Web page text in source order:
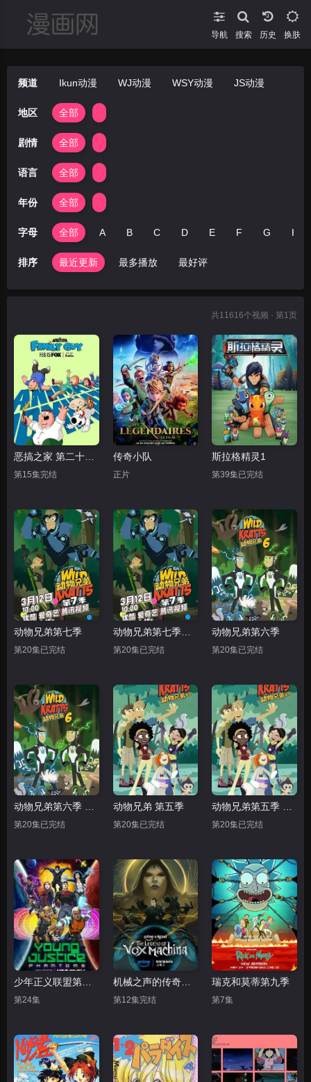
导航 搜索 换肤
频道 Ikun动漫 WJ动漫 WSY动漫 JS动漫
地区 全部
剧情 全部
语言 全部
年份 全部
字母 全部 A B C D E F G H
排序 最近更新 最多播放 最好评
共11616个视频 · 第1页
恶搞之家 第二十四季
第15集完结
传奇小队
正片
斯拉格精灵1
第39集已完结
动物兄弟第七季
第20集已完结
动物兄弟第七季中文配音
第20集已完结
动物兄弟第六季
第20集已完结
动物兄弟第六季 中文配音
第20集已完结
动物兄弟 第五季
第20集已完结
动物兄弟第五季 中文配音
第20集已完结
第24集
机械之声的传奇第四季
第12集完结
瑞克和莫蒂第九季
第7集